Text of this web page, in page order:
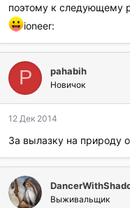
поэтому к следующему
ioneer:
P pahabih
Новичок
12 Дек 2014
За вылазку на природу
Выживальщик